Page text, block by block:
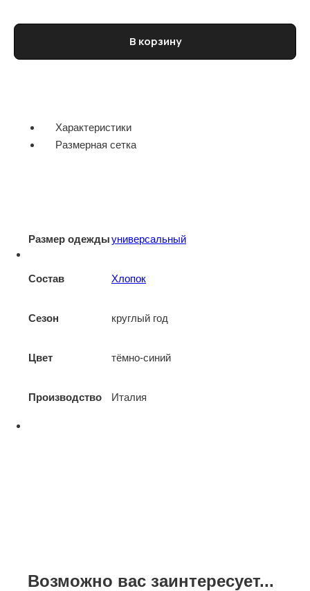
Количество товара Кепка мужская ICEBERG
В корзину
Характеристики
Размерная сетка
Размер одеждыуниверсальный
Состав Хлопок
Сезон круглый год
Цвет тёмно-синий
Производство Италия
Возможно вас заинтересует...